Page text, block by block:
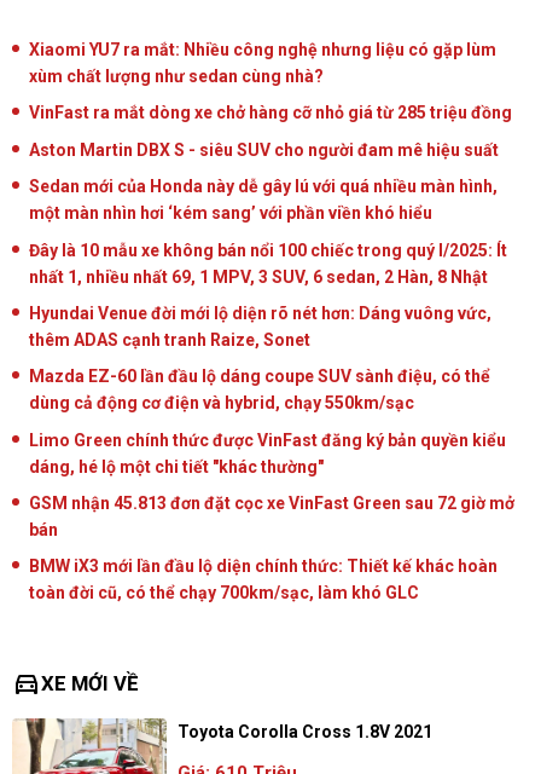
Xiaomi YU7 ra mắt: Nhiều công nghệ nhưng liệu có gặp lùm
xùm chất lượng như sedan cùng nhà?
VinFast ra mắt dòng xe chở hàng cỡ nhỏ giá từ 285 triệu đồng
Aston Martin DBX S - siêu SUV cho người đam mê hiệu suất
Sedan mới của Honda này dễ gây lú với quá nhiều màn hình,
một màn nhìn hơi ‘kém sang’ với phần viền khó hiểu
Đây là 10 mẫu xe không bán nổi 100 chiếc trong quý I/2025: Ít
nhất 1, nhiều nhất 69, 1 MPV, 3 SUV, 6 sedan, 2 Hàn, 8 Nhật
Hyundai Venue đời mới lộ diện rõ nét hơn: Dáng vuông vức,
thêm ADAS cạnh tranh Raize, Sonet
Mazda EZ-60 lần đầu lộ dáng coupe SUV sành điệu, có thể
dùng cả động cơ điện và hybrid, chạy 550km/sạc
Limo Green chính thức được VinFast đăng ký bản quyền kiểu
dáng, hé lộ một chi tiết "khác thường"
GSM nhận 45.813 đơn đặt cọc xe VinFast Green sau 72 giờ mở
bán
BMW iX3 mới lần đầu lộ diện chính thức: Thiết kế khác hoàn
toàn đời cũ, có thể chạy 700km/sạc, làm khó GLC
directions_carXE MỚI VỀ
Toyota Corolla Cross 1.8V 2021